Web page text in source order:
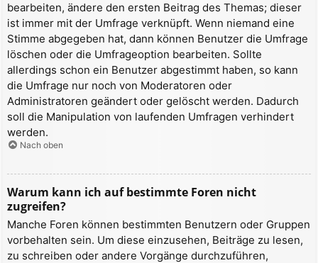
bearbeiten, ändere den ersten Beitrag des Themas; dieser
ist immer mit der Umfrage verknüpft. Wenn niemand eine
Stimme abgegeben hat, dann können Benutzer die Umfrage
löschen oder die Umfrageoption bearbeiten. Sollte
allerdings schon ein Benutzer abgestimmt haben, so kann
die Umfrage nur noch von Moderatoren oder
Administratoren geändert oder gelöscht werden. Dadurch
soll die Manipulation von laufenden Umfragen verhindert
werden.
Nach oben
Warum kann ich auf bestimmte Foren nicht
zugreifen?
Manche Foren können bestimmten Benutzern oder Gruppen
vorbehalten sein. Um diese einzusehen, Beiträge zu lesen,
zu schreiben oder andere Vorgänge durchzuführen,